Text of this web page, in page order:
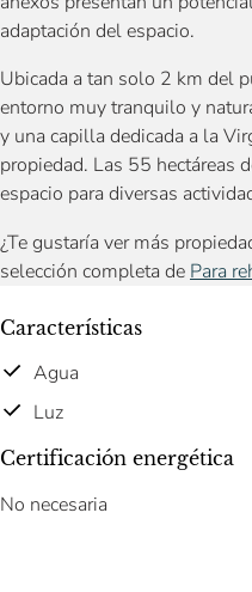
adaptación del espacio.
Ubicada a tan solo 2 km del
entorno muy tranquilo y
y una capilla dedicada a la
propiedad. Las 55 hectáreas
espacio para diversas
¿Te gustaría ver más
selección completa de Para
Características
Agua
Luz
Certificación energética
No necesaria